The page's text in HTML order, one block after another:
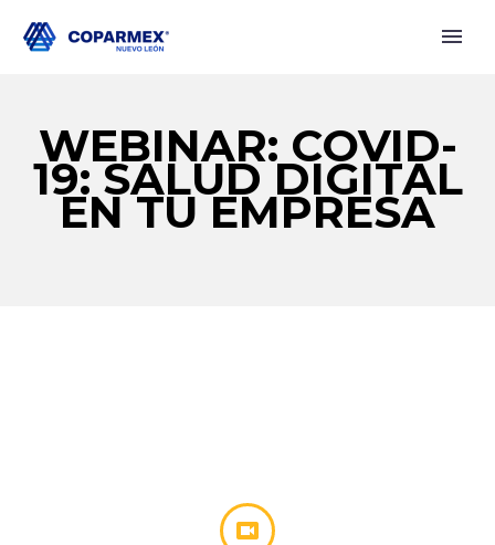
WEBINAR: COVID-
19: SALUD DIGITAL
EN TU EMPRESA

